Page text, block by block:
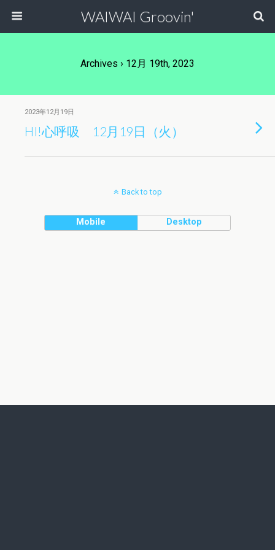
WAIWAI Groovin'
Archives › 12月 19th, 2023
2023年12月19日
HI!心呼吸 12月19日（火）
Back to top
Mobile Desktop